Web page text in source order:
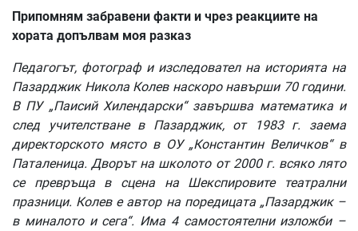
Припомням забравени факти и чрез реакциите на
хората допълвам моя разказ
Педагогът, фотограф и изследовател на историята на
Пазарджик Никола Колев наскоро навърши70 години.
В ПУ„Паисий Хилендарски“ завършва математика и
след
учителстване в Пазарджик, от1983 г. заема
директорското място в ОУ„Константин Величков“ в
Паталеница.Дворът на школото от2000 г. всяко лято
се
превръща в сцена на Шекспировите
театрални
празници. Колев е автор на поредицата„Пазарджик–
в миналото и сега“. Има 4 самостоятелни изложби–